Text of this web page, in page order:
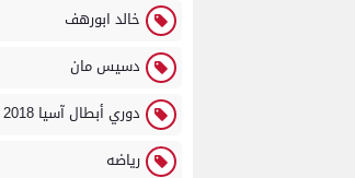
خالد ابورهف
دسيس مان
دوري أبطال آسيا 2018
رياضه